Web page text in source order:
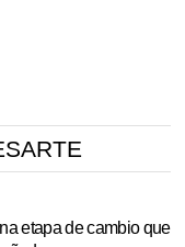
etapa de cambio que